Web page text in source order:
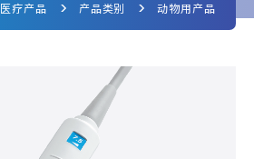
便利资料
医疗产品 产品类别 动物用产品